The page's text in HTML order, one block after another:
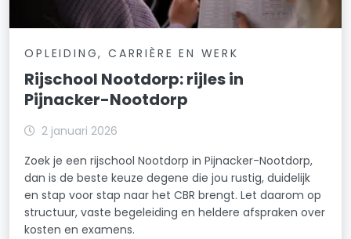
OPLEIDING, CARRIÈRE EN WERK
Rijschool Nootdorp: rijles in
Pijnacker-Nootdorp
2 januari 2026
Zoek je een rijschool Nootdorp in Pijnacker-Nootdorp,
dan is de beste keuze degene die jou rustig, duidelijk
en stap voor stap naar het CBR brengt. Let daarom op
structuur, vaste begeleiding en heldere afspraken over
kosten en examens.